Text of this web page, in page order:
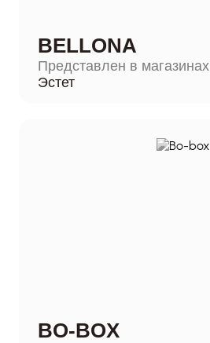
BELLONA
Представлен в магазинах
Эстет
BO-BOX